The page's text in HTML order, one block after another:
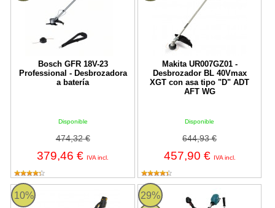
Bosch GFR 18V-23
Professional - Desbrozadora
a batería
Disponible
474,32 €
379,46 € IVA incl.
Makita UR007GZ01 -
Desbrozador BL 40Vmax
XGT con asa tipo "D" ADT
AFT WG
Disponible
644,93 €
457,90 € IVA incl.
10%
KEEPER BEST 140DW-V20 Garland
29%
Makita UR013GZ01 -